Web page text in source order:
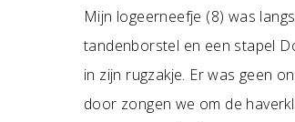
Mijn logeerneefje (8) was
tandenborstel en een stapel
in zijn rugzakje. Er was geen
door zongen we om de